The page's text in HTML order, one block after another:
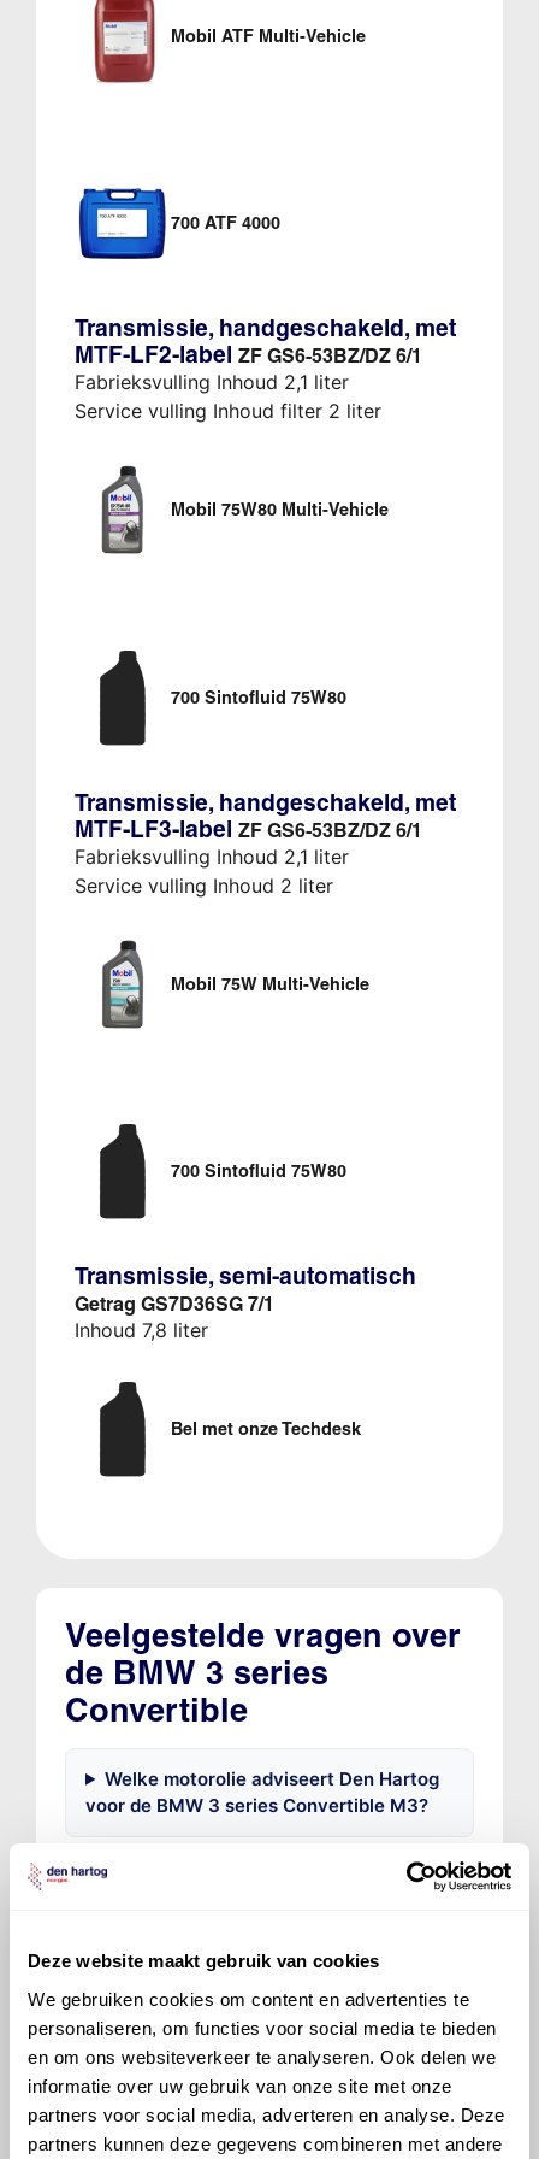
Deze website maakt gebruik van cookies
We gebruiken cookies om content en advertenties te
personaliseren, om functies voor social media te bieden
en om ons websiteverkeer te analyseren. Ook delen we
informatie over uw gebruik van onze site met onze
partners voor social media, adverteren en analyse. Deze
partners kunnen deze gegevens combineren met andere
Mobil ATF Multi-Vehicle
700 ATF 4000
Transmissie, handgeschakeld, met
MTF-LF2-label ZF GS6-53BZ/DZ 6/1
Fabrieksvulling Inhoud 2,1 liter
Service vulling Inhoud filter 2 liter
Mobil 75W80 Multi-Vehicle
700 Sintofluid 75W80
Transmissie, handgeschakeld, met
MTF-LF3-label ZF GS6-53BZ/DZ 6/1
Fabrieksvulling Inhoud 2,1 liter
Service vulling Inhoud 2 liter
Mobil 75W Multi-Vehicle
700 Sintofluid 75W80
Transmissie, semi-automatisch
Getrag GS7D36SG 7/1
Inhoud 7,8 liter
Bel met onze Techdesk
Veelgestelde vragen over
de BMW 3 series
Convertible
Welke motorolie adviseert Den Hartog
voor de BMW 3 series Convertible M3?
Hoeveel motorolie gaat er in een BMW
Hoe vaak moet de motorolie ververst
worden bij een BMW 3 series
Convertible?
Voor welke onderdelen van de BMW 3
series Convertible is productadvies